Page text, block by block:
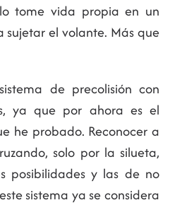
tome vida propia en un
sujetar el volante. Más que
de precolisión con
ya que por ahora es el
he probado. Reconocer a
solo por la silueta,
posibilidades y las de no
sistema ya se considera